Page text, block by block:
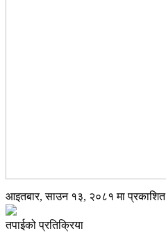
आइतबार, साउन १३, २०८१ मा प्रकाशित
तपाईको प्रतिक्रिया